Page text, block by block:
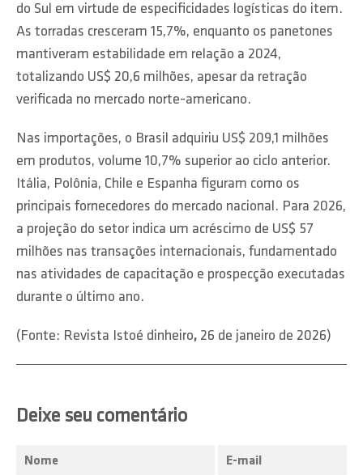
do Sul em virtude de especificidades logísticas do item.
As torradas cresceram 15,7%, enquanto os panetones
mantiveram estabilidade em relação a 2024,
totalizando US$ 20,6 milhões, apesar da retração
verificada no mercado norte-americano.
Nas importações, o Brasil adquiriu US$ 209,1 milhões
em produtos, volume 10,7% superior ao ciclo anterior.
Itália, Polônia, Chile e Espanha figuram como os
principais fornecedores do mercado nacional. Para 2026,
a projeção do setor indica um acréscimo de US$ 57
milhões nas transações internacionais, fundamentado
nas atividades de capacitação e prospecção executadas
durante o último ano.
(Fonte: Revista Istoé dinheiro, 26 de janeiro de 2026)
Deixe seu comentário